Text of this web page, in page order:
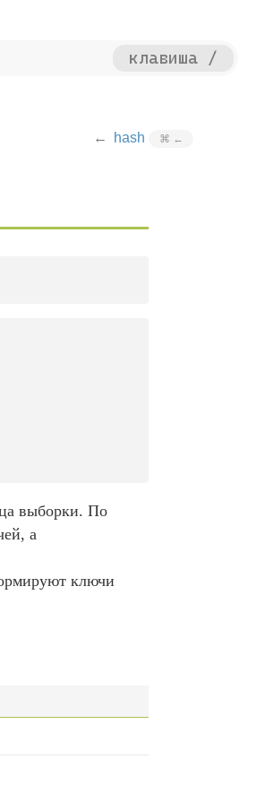
клавиша /
hash ⌘ ←
выборки. По
а
ключи